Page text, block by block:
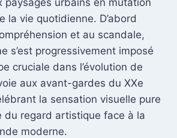
la vie quotidienne. D’abord
et au scandale,
s’est progressivement imposé
cruciale dans l’évolution de
aux avant-gardes du XXe
la sensation visuelle pure
du regard artistique face à la
moderne.